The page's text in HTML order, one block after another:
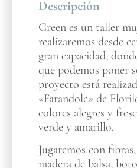
Descripción
Green es un taller
realizaremos desde
gran capacidad,
que podemos poner
proyecto está
«Farandole» de
colores alegres y
verde y amarillo.
Jugaremos con
madera de balsa,